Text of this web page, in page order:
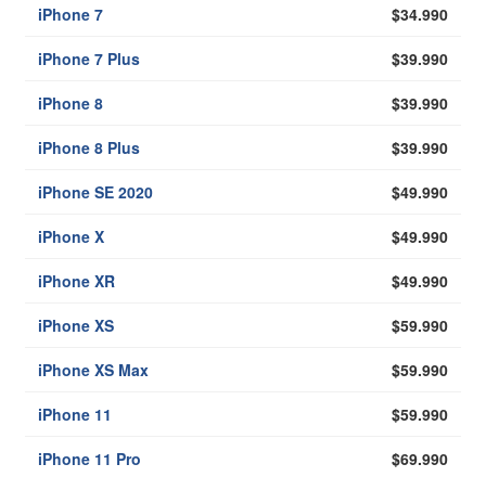
iPhone 7 $34.990
iPhone 7 Plus $39.990
iPhone 8 $39.990
iPhone 8 Plus $39.990
iPhone SE 2020 $49.990
iPhone X $49.990
iPhone XR $49.990
iPhone XS $59.990
iPhone XS Max $59.990
iPhone 11 $59.990
iPhone 11 Pro $69.990